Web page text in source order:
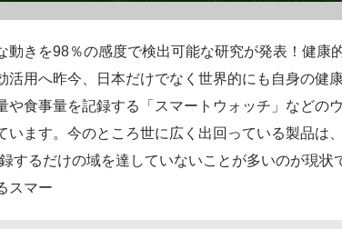
動きを98％の感度で検出可能な研究が発表！健康
活用へ昨今、日本だけでなく世界的にも自身の健
や食事量を記録する「スマートウォッチ」などの
います。今のところ世に広く出回っている製品は
するだけの域を達していないことが多いのが現状
スマー